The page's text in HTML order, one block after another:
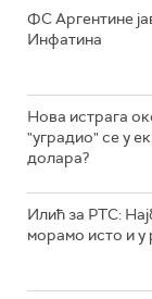
ФС Аргентине
Инфатина
Нова истрага
"уградио" се у
долара?
Илић за РТС:
морамо исто и у